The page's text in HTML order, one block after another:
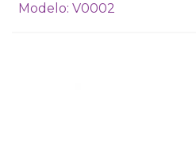
Modelo: V0002